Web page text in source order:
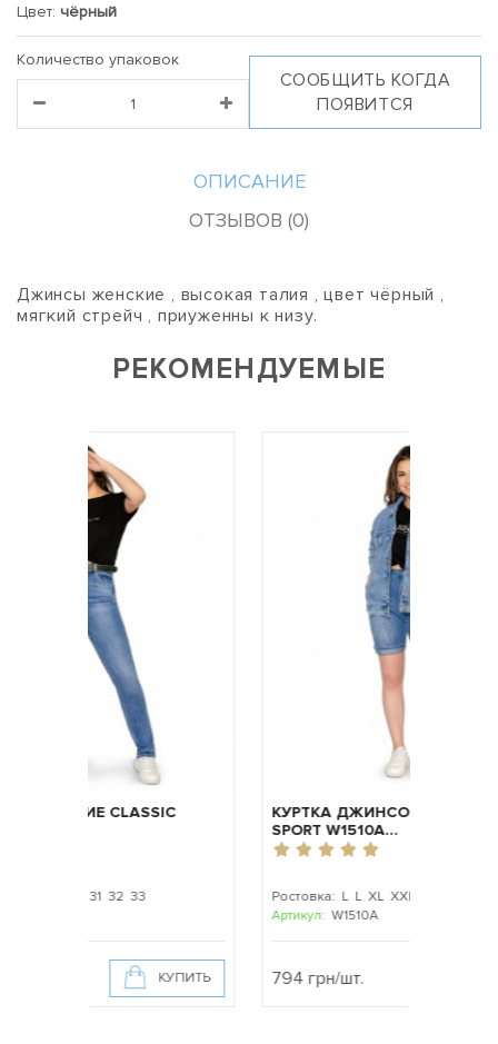
Цвет: чёрный
Количество упаковок
СООБЩИТЬ КОГДА
ПОЯВИТСЯ
ОПИСАНИЕ
ОТЗЫВОВ (0)
Джинсы женские , высокая талия , цвет чёрный ,
мягкий стрейч , приуженны к низу.
РЕКОМЕНДУЕМЫЕ
CLASSIC
30 31 32 33
КУПИТЬ
КУРТКА ДЖИНСОВАЯ ЖЕНСКАЯ
SPORT W1510A...
Ростовка: L L XL XXL XXXL XXXXL
Артикул:W1510A
794 грн/шт.